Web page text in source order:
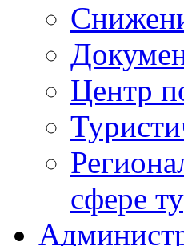
Центр
сфере